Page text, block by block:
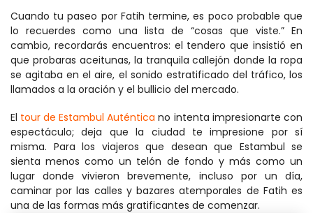
Cuando tu paseo por Fatih termine, es poco probable que
lo recuerdes como una lista de “cosas que viste.” En
cambio, recordarás encuentros: el tendero que insistió en
que probaras aceitunas, la tranquila callejón donde la ropa
se agitaba en el aire, el sonido estratificado del tráfico, los
llamados a la oración y el bullicio del mercado.
El tour de Estambul Auténtica no intenta impresionarte con
espectáculo; deja que la ciudad te impresione por sí
misma. Para los viajeros que desean que Estambul se
sienta menos como un telón de fondo y más como un
lugar donde vivieron brevemente, incluso por un día,
caminar por las calles y bazares atemporales de Fatih es
una de las formas más gratificantes de comenzar.